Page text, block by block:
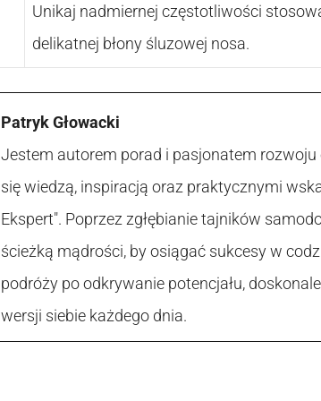
Unikaj nadmiernej częstotliwości
delikatnej błony śluzowej nosa.
Patryk Głowacki
Jestem autorem porad i pasjonatem
się wiedzą, inspiracją oraz praktycznymi
Ekspert". Poprzez zgłębianie tajników
ścieżką mądrości, by osiągać sukcesy w
podróży po odkrywanie potencjału,
wersji siebie każdego dnia.